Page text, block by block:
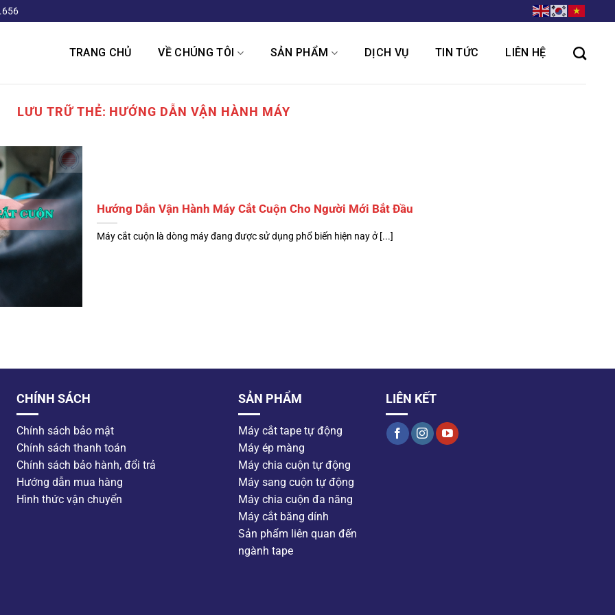
TRANG CHỦ VỀ CHÚNG TÔI SẢN PHẨM DỊCH VỤ TIN TỨC LIÊN HỆ
LƯU TRỮ THẺ: HƯỚNG DẪN VẬN HÀNH MÁY
Hướng Dẫn Vận Hành Máy Cắt Cuộn Cho Người Mới Bắt Đầu
Máy cắt cuộn là dòng máy đang được sử dụng phổ biến hiện nay ở [...]
CHÍNH SÁCH
Chính sách bảo mật
Chính sách thanh toán
Chính sách bảo hành, đổi trả
Hướng dẫn mua hàng
Hình thức vận chuyển
SẢN PHẨM
Máy cắt tape tự động
Máy ép màng
Máy chia cuộn tự động
Máy sang cuộn tự động
Máy chia cuộn đa năng
Máy cắt băng dính
Sản phẩm liên quan đến
ngành tape
LIÊN KẾT